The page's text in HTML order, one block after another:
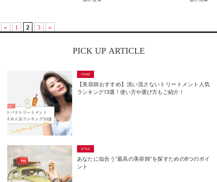
« 1 2 3 »
PICK UP ARTICLE
【美容師おすすめ】洗い流さないトリートメント人気
ランキング13選！使い方や選び方もご紹介！
あなたに似合う”最高の美容師”を探すための8つのポイ
ント